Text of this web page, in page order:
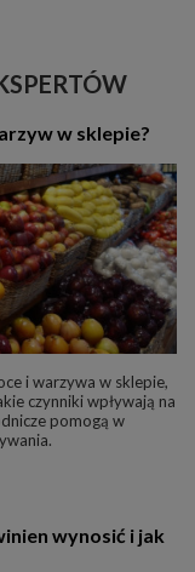
w sklepie?
i warzywa w sklepie,
czynniki wpływają na
pomogą w
wynosić i jak